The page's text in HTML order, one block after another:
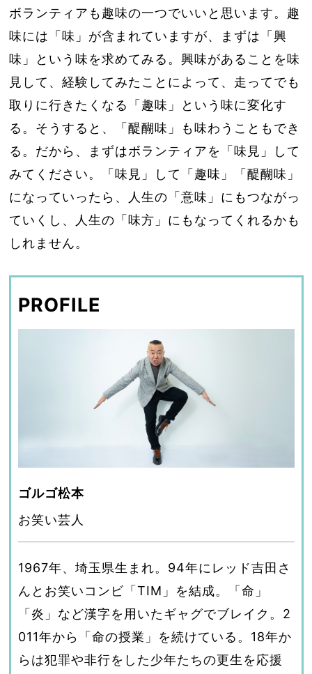
ボランティアも趣味の一つでいいと思います。趣
味には「味」が含まれていますが、まずは「興
味」という味を求めてみる。興味があることを味
見して、経験してみたことによって、走ってでも
取りに行きたくなる「趣味」という味に変化す
る。そうすると、「醍醐味」も味わうこともでき
る。だから、まずはボランティアを「味見」して
みてください。「味見」して「趣味」「醍醐味」
になっていったら、人生の「意味」にもつながっ
ていくし、人生の「味方」にもなってくれるかも
しれません。
PROFILE
ゴルゴ松本
お笑い芸人
1967年、埼玉県生まれ。94年にレッド吉田さ
んとお笑いコンビ「TIM」を結成。「命」
「炎」など漢字を用いたギャグでブレイク。2
011年から「命の授業」を続けている。18年か
らは犯罪や非行をした少年たちの更生を応援